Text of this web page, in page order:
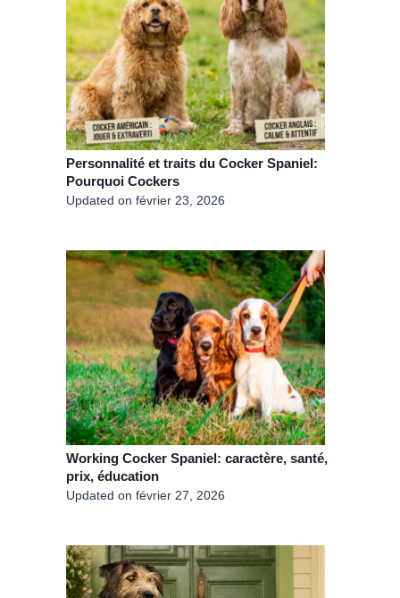
Personnalité et traits du Cocker Spaniel:
Pourquoi Cockers
Updated on février 23, 2026
Working Cocker Spaniel: caractère, santé,
prix, éducation
Updated on février 27, 2026